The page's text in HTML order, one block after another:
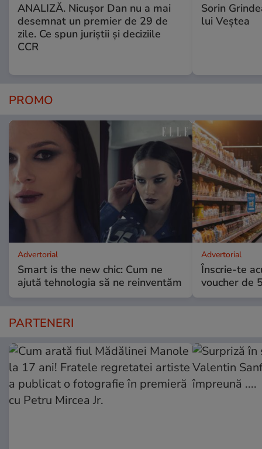
ANALIZĂ. Nicușor Dan nu a mai
desemnat un premier de 29 de
zile. Ce spun juriștii și deciziile
CCR
Sorin
lui Veștea
PROMO
Advertorial
Smart is the new chic: Cum ne
ajută tehnologia să ne reinventăm
Advertorial
Înscrie-te
voucher de
PARTENERI